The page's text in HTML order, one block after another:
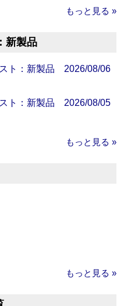
もっと見る »
新製品
ト：新製品 2026/08/06
ト：新製品 2026/08/05
もっと見る »
もっと見る »